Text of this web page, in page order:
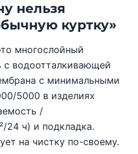
нельзя
куртку»
многослойный
с водоотталкивающей
с минимальными
5000 в изделиях
/
24 ч) и подкладка.
на чистку по-своему.